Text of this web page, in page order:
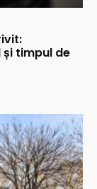
timpul de